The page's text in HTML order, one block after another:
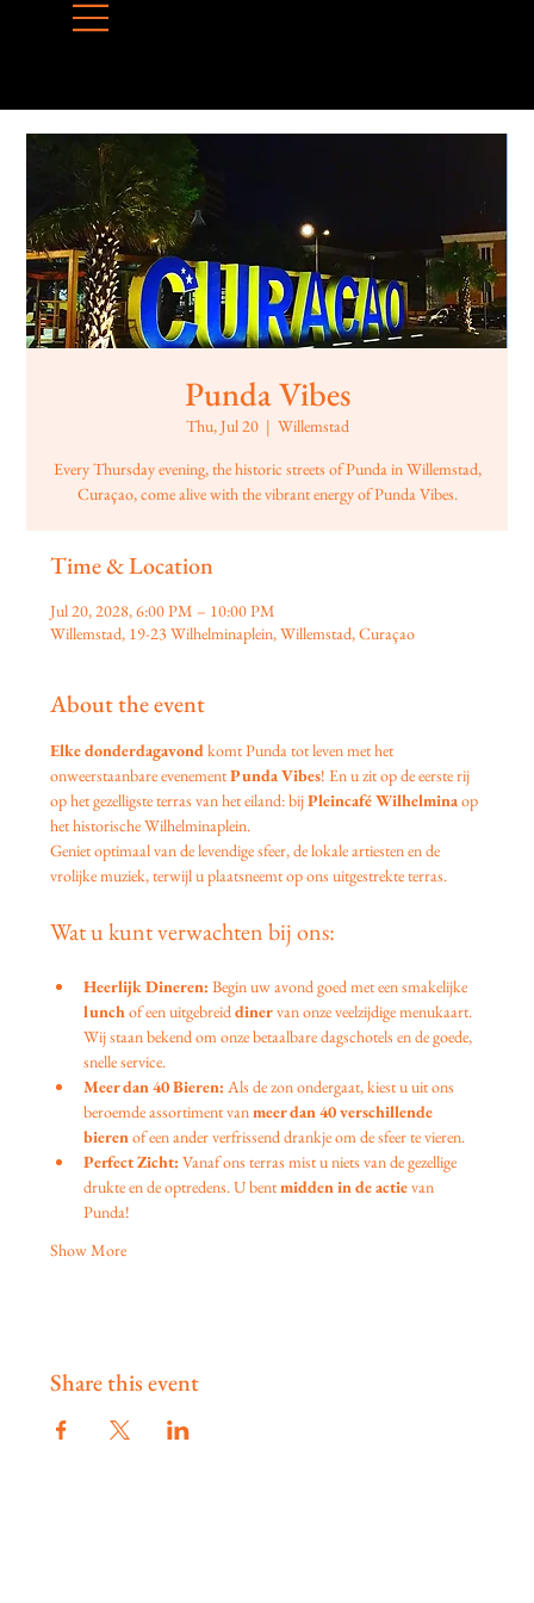
Punda Vibes
Thu, Jul 20
  |
Willemstad
Every Thursday evening, the historic streets of Punda in Willemstad,
Curaçao, come alive with the vibrant energy of Punda Vibes.
Time & Location
Jul 20, 2028, 6:00 PM – 10:00 PM
Willemstad, 19-23 Wilhelminaplein, Willemstad, Curaçao
About the event
Elke donderdagavond komt Punda tot leven met het
onweerstaanbare evenement Punda Vibes! En u zit op de eerste rij
op het gezelligste terras van het eiland: bij Pleincafé Wilhelmina op
het historische Wilhelminaplein.
Geniet optimaal van de levendige sfeer, de lokale artiesten en de
vrolijke muziek, terwijl u plaatsneemt op ons uitgestrekte terras.
Wat u kunt verwachten bij ons:
Heerlijk Dineren: Begin uw avond goed met een smakelijke
lunch of een uitgebreid diner van onze veelzijdige menukaart.
Wij staan bekend om onze betaalbare dagschotels en de goede,
snelle service.
Meer dan 40 Bieren: Als de zon ondergaat, kiest u uit ons
beroemde assortiment van meer dan 40 verschillende
bieren of een ander verfrissend drankje om de sfeer te vieren.
Perfect Zicht: Vanaf ons terras mist u niets van de gezellige
drukte en de optredens. U bent midden in de actie van
Punda!
Show More
Share this event